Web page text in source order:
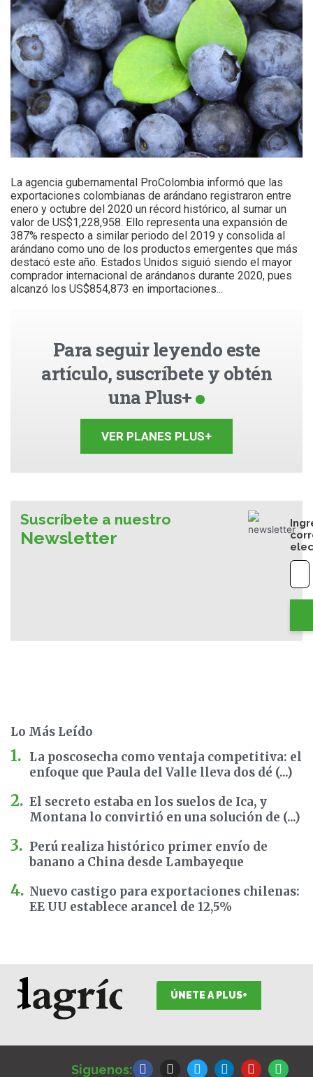
La agencia gubernamental ProColombia informó que las
exportaciones colombianas de arándano registraron entre
enero y octubre del 2020 un récord histórico, al sumar un
valor de US$1,228,958. Ello representa una expansión de
387% respecto a similar periodo del 2019 y consolida al
arándano como uno de los productos emergentes que más
destacó este año. Estados Unidos siguió siendo el mayor
comprador internacional de arándanos durante 2020, pues
alcanzó los US$854,873 en importaciones...
Para seguir leyendo este
artículo, suscríbete y obtén
una Plus+
VER PLANES PLUS+
Suscríbete a nuestro
Newsletter
Lo Más Leído
La poscosecha como ventaja competitiva: el
enfoque que Paula del Valle lleva dos dé (...)
El secreto estaba en los suelos de Ica, y
Montana lo convirtió en una solución de (...)
Perú realiza histórico primer envío de
banano a China desde Lambayeque
Nuevo castigo para exportaciones chilenas:
EE UU establece arancel de 12,5%
ÚNETE A PLUS+
Siguenos:
F
a
I
n
T
w
L
i
Y
o
S
p